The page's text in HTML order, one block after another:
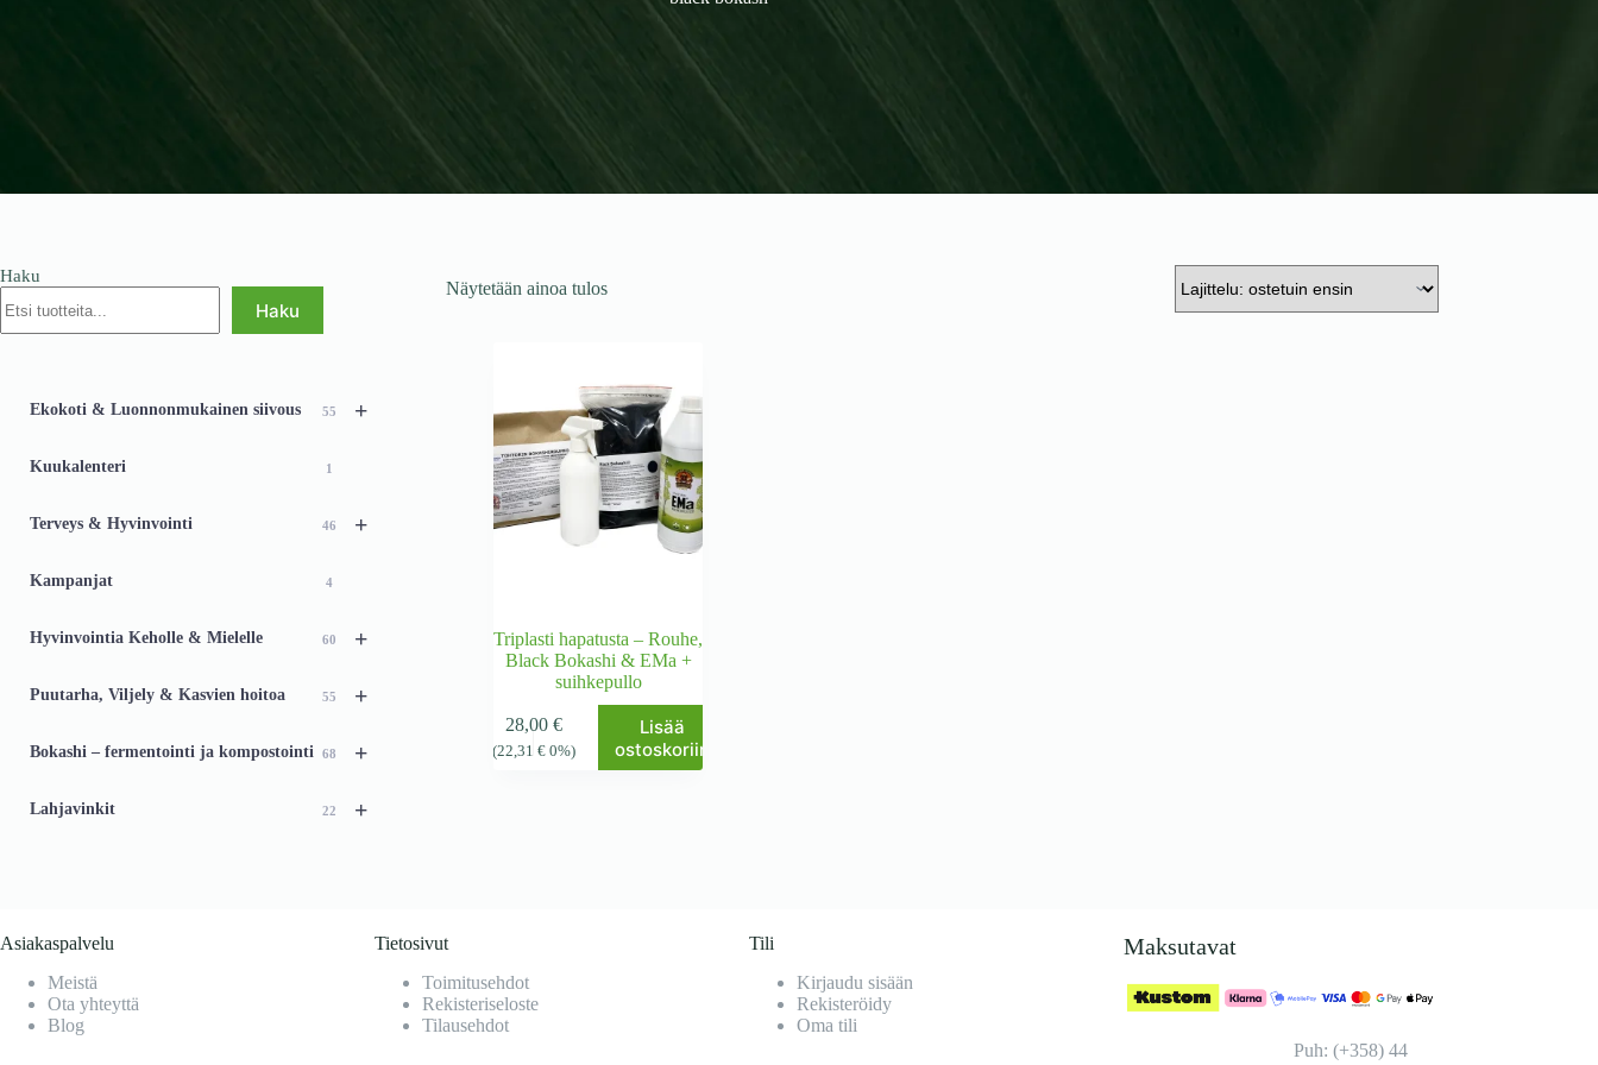
black bokash
Näytetään ainoa tulos
Triplasti hapatusta – Rouhe,
Black Bokashi & EMa +
suihkepullo
28,00 €
(22,31 €0%)
Lisää
ostoskoriin
Haku
Haku
+
Ekokoti & Luonnonmukainen siivous 55
Kuukalenteri 1
+
Terveys & Hyvinvointi 46
Kampanjat 4
+
Hyvinvointia Keholle & Mielelle 60
+
Puutarha, Viljely & Kasvien hoitoa 55
+
Bokashi – fermentointi ja kompostointi 68
+
Lahjavinkit 22
Asiakaspalvelu
Meistä
Ota yhteyttä
Blog
Tietosivut
Toimitusehdot
Rekisteriseloste
Tilausehdot
Tili
Kirjaudu sisään
Rekisteröidy
Oma tili
Maksutavat
Puh: (+358) 44